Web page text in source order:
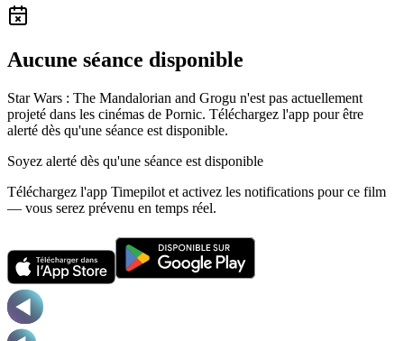
Aucune séance disponible
Star Wars : The Mandalorian and Grogu n'est pas actuellement
projeté dans les cinémas de Pornic. Téléchargez l'app pour être
alerté dès qu'une séance est disponible.
Soyez alerté dès qu'une séance est disponible
Téléchargez l'app Timepilot et activez les notifications pour ce film
— vous serez prévenu en temps réel.